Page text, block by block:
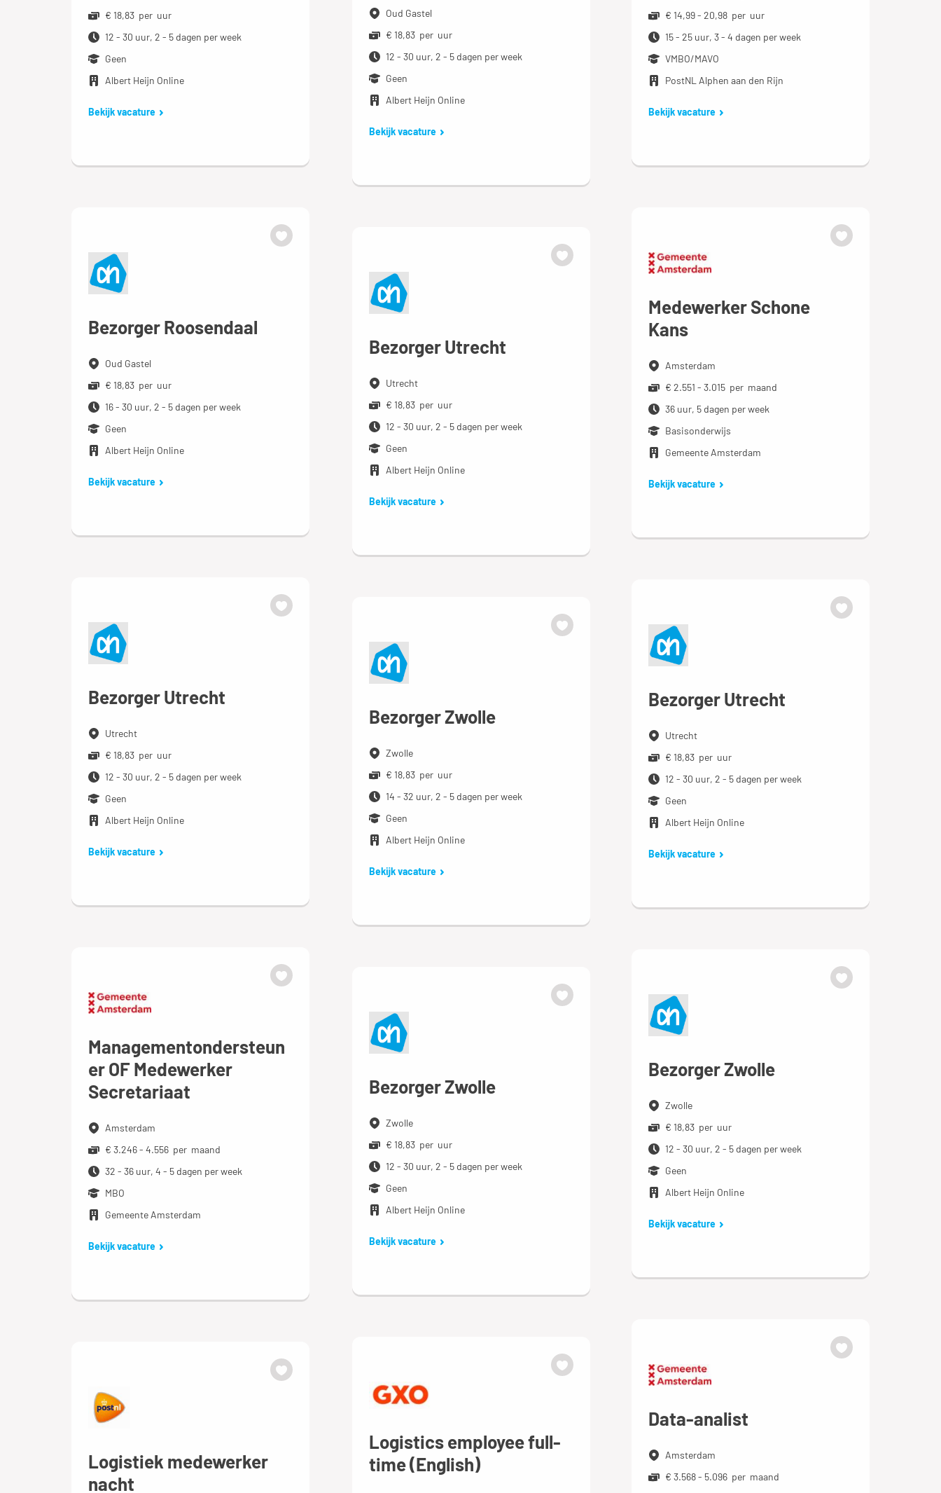
€ 14,99 - 20,98 per uur
15 - 25 uur, 3 - 4 dagen per week
VMBO/MAVO
PostNL Alphen aan den Rijn
Bekijk vacature
€ 18,83 per uur
12 - 30 uur, 2 - 5 dagen per week
Geen
Albert Heijn Online
Bekijk vacature
Oud Gastel
€ 18,83 per uur
12 - 30 uur, 2 - 5 dagen per week
Geen
Albert Heijn Online
Bekijk vacature
Bezorger Roosendaal
Oud Gastel
€ 18,83 per uur
16 - 30 uur, 2 - 5 dagen per week
Geen
Albert Heijn Online
Bekijk vacature
Medewerker Schone
Kans
Amsterdam
€ 2.551 - 3.015 per maand
36 uur, 5 dagen per week
Basisonderwijs
Gemeente Amsterdam
Bekijk vacature
Bezorger Utrecht
Utrecht
€ 18,83 per uur
12 - 30 uur, 2 - 5 dagen per week
Geen
Albert Heijn Online
Bekijk vacature
Bezorger Utrecht
Utrecht
€ 18,83 per uur
12 - 30 uur, 2 - 5 dagen per week
Geen
Albert Heijn Online
Bekijk vacature
Bezorger Utrecht
Utrecht
€ 18,83 per uur
12 - 30 uur, 2 - 5 dagen per week
Geen
Albert Heijn Online
Bekijk vacature
Bezorger Zwolle
Zwolle
€ 18,83 per uur
14 - 32 uur, 2 - 5 dagen per week
Geen
Albert Heijn Online
Bekijk vacature
Managementondersteun
er OF Medewerker
Secretariaat
Amsterdam
€ 3.246 - 4.556 per maand
32 - 36 uur, 4 - 5 dagen per week
MBO
Gemeente Amsterdam
Bekijk vacature
Bezorger Zwolle
Zwolle
€ 18,83 per uur
12 - 30 uur, 2 - 5 dagen per week
Geen
Albert Heijn Online
Bekijk vacature
Bezorger Zwolle
Zwolle
€ 18,83 per uur
12 - 30 uur, 2 - 5 dagen per week
Geen
Albert Heijn Online
Bekijk vacature
Data-analist
Amsterdam
€ 3.568 - 5.096 per maand
Logistics employee full-
time (English)
Logistiek medewerker
nacht